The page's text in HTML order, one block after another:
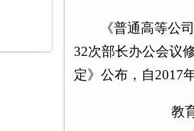
《普通高等公
32次部长办公会议
定》公布，自2017
教育部